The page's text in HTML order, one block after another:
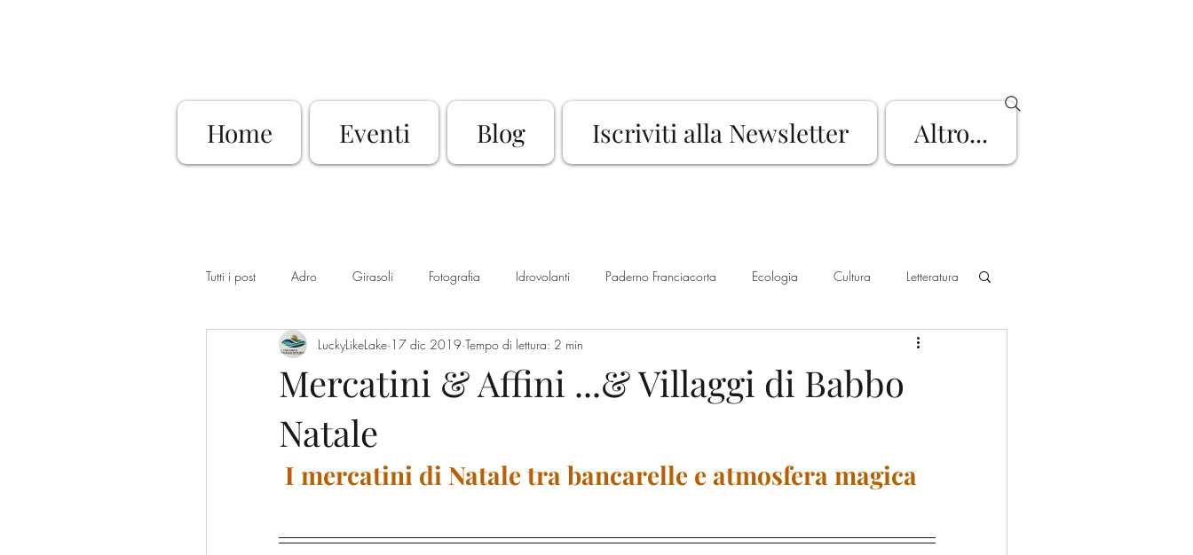
Home Eventi Blog Iscriviti alla Newsletter Altro...
Tutti i post Adro Girasoli Fotografia Idrovolanti Paderno Franciacorta Ecologia Cultura Letteratura
Dimore Storiche Sovere Rassegna Culturale Sport Mountain Bike
escursioni trekking
Franciacorta CAI Riserva delle Torbiere Chiese Tradizioni
Mercatini & Affini ...& Villaggi di Babbo
Natale
LuckyLikeLake 17 dic 2019 Tempo di lettura: 2 min
I mercatini di Natale tra bancarelle e atmosfera magica